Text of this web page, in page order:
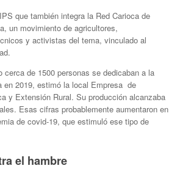
que también integra la Red Carioca de
un movimiento de agricultores,
y activistas del tema, vinculado al
cerca de 1500 personas se dedicaban a la
en 2019, estimó la local Empresa de
y Extensión Rural. Su producción alcanzaba
Esas cifras probablemente aumentaron en
de covid-19, que estimuló ese tipo de
el hambre